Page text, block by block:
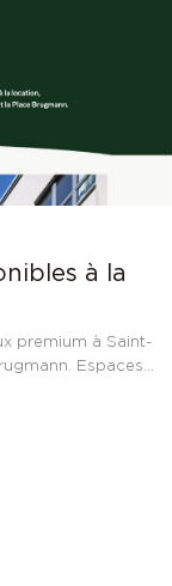
à la
premium à Saint-
Espaces